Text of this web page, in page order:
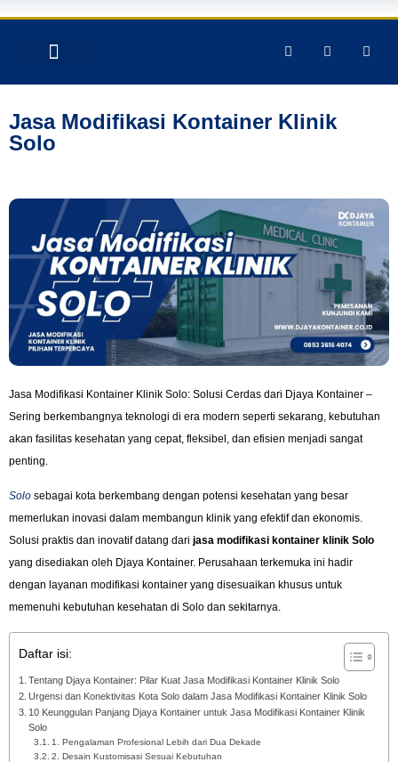
Jasa Modifikasi Kontainer Klinik
Solo
Jasa Modifikasi Kontainer Klinik Solo: Solusi Cerdas dari Djaya Kontainer –
Sering berkembangnya teknologi di era modern seperti sekarang, kebutuhan
akan fasilitas kesehatan yang cepat, fleksibel, dan efisien menjadi sangat
penting.
Solo sebagai kota berkembang dengan potensi kesehatan yang besar
memerlukan inovasi dalam membangun klinik yang efektif dan ekonomis.
Solusi praktis dan inovatif datang dari jasa modifikasi kontainer klinik Solo
yang disediakan oleh Djaya Kontainer. Perusahaan terkemuka ini hadir
dengan layanan modifikasi kontainer yang disesuaikan khusus untuk
memenuhi kebutuhan kesehatan di Solo dan sekitarnya.
Daftar isi:
Tentang Djaya Kontainer: Pilar Kuat Jasa Modifikasi Kontainer Klinik Solo
Urgensi dan Konektivitas Kota Solo dalam Jasa Modifikasi Kontainer Klinik Solo
10 Keunggulan Panjang Djaya Kontainer untuk Jasa Modifikasi Kontainer Klinik
Solo
1. Pengalaman Profesional Lebih dari Dua Dekade
2. Desain Kustomisasi Sesuai Kebutuhan